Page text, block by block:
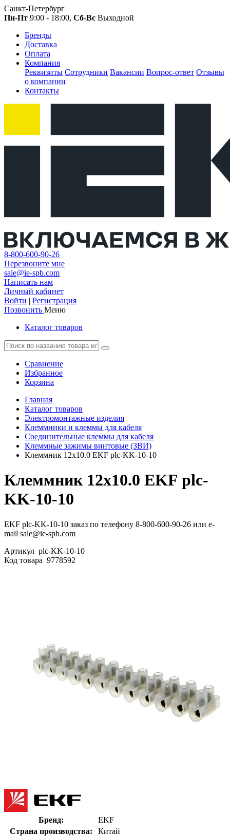
Санкт-Петербург
Пн-Пт 9:00 - 18:00, Сб-Вс Выходной
Бренды
Доставка
Оплата
Компания
Реквизиты Сотрудники Вакансии Вопрос-ответ Отзывы
о компании
Контакты
8-800-600-90-26
Перезвоните мне
sale@ie-spb.com
Написать нам
Личный кабинет
Войти | Регистрация
Позвонить Меню
Каталог товаров
Сравнение
Избранное
Корзина
Главная
Каталог товаров
Электромонтажные изделия
Клеммники и клеммы для кабеля
Соединительные клеммы для кабеля
Клеммные зажимы винтовые (ЗВИ)
Клеммник 12х10.0 EKF plc-KK-10-10
Клеммник 12х10.0 EKF plc-
KK-10-10
EKF plc-KK-10-10 заказ по телефону 8-800-600-90-26 или e-
mail sale@ie-spb.com
Артикул plc-KK-10-10
Код товара 9778592
Бренд:
EKF
Страна производства:
Китай